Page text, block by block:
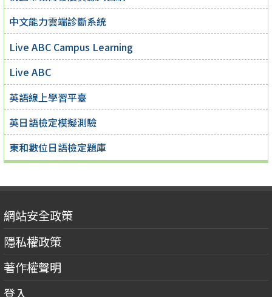
中文能力雲端診斷系統
Live ABC Campus Learning
Live ABC
英語線上學習平臺
英日語檢定模擬測驗
東和數位日語檢定題庫
網站安全政策
隱私權政策
著作權聲明
登入